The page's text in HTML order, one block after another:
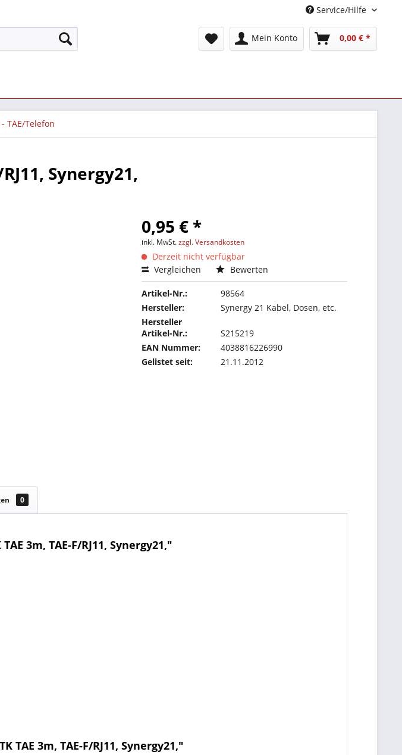
Service/Hilfe
Mein Konto 0,00 € *
TAE/Telefon
Synergy21,
0,95 € *
inkl. MwSt.zzgl. Versandkosten
Derzeit nicht verfügbar
Vergleichen
Bewerten
Artikel-Nr.:
98564
Hersteller:
Synergy 21 Kabel, Dosen, etc.
Hersteller
Artikel-Nr.:
S215219
EAN Nummer:
4038816226990
Gelistet seit:
21.11.2012
0
3m, TAE-F/RJ11, Synergy21,"
3m, TAE-F/RJ11, Synergy21,"